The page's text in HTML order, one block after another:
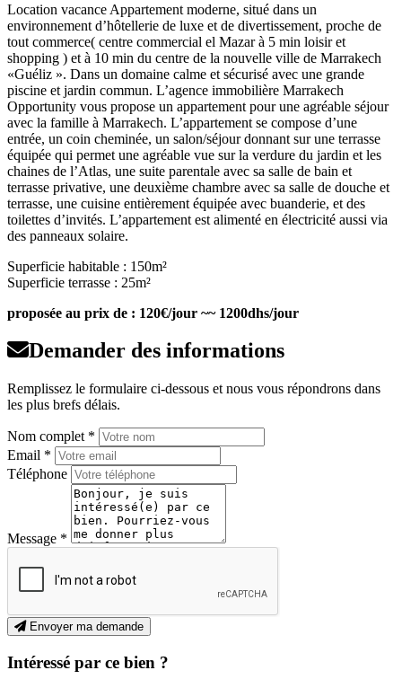
Location vacance Appartement moderne, situé dans un
environnement d’hôtellerie de luxe et de divertissement, proche de
tout commerce( centre commercial el Mazar à 5 min loisir et
shopping ) et à 10 min du centre de la nouvelle ville de Marrakech
«Guéliz ». Dans un domaine calme et sécurisé avec une grande
piscine et jardin commun. L’agence immobilière Marrakech
Opportunity vous propose un appartement pour une agréable séjour
avec la famille à Marrakech. L’appartement se compose d’une
entrée, un coin cheminée, un salon/séjour donnant sur une terrasse
équipée qui permet une agréable vue sur la verdure du jardin et les
chaines de l’Atlas, une suite parentale avec sa salle de bain et
terrasse privative, une deuxième chambre avec sa salle de douche et
terrasse, une cuisine entièrement équipée avec buanderie, et des
toilettes d’invités. L’appartement est alimenté en électricité aussi via
des panneaux solaire.
Superficie habitable : 150m²
Superficie terrasse : 25m²
proposée au prix de : 120€/jour ~~ 1200dhs/jour
Demander des informations
Remplissez le formulaire ci-dessous et nous vous répondrons dans
les plus brefs délais.
Nom complet *
Email *
Téléphone
Message *
Envoyer ma demande
Intéressé par ce bien ?